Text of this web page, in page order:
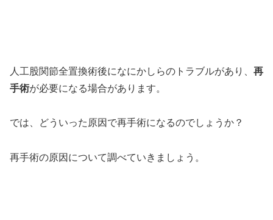
人工股関節全置換術後になにかしらのトラブルがあり、 再
手術が必要になる場合があります。
では、どういった原因で再手術になるのでしょうか？
再手術の原因について調べていきましょう。